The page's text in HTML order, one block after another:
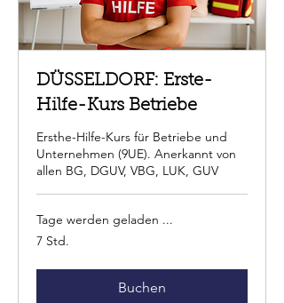
DÜSSELDORF: Erste-
Hilfe-Kurs Betriebe
Ersthe-Hilfe-Kurs für Betriebe und
Unternehmen (9UE). Anerkannt von
allen BG, DGUV, VBG, LUK, GUV
Tage werden geladen ...
7 Std.
Buchen